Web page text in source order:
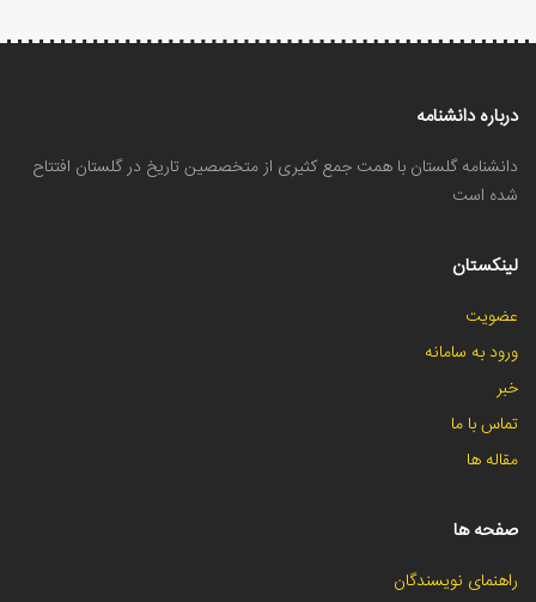
درباره دانشنامه
دانشنامه گلستان با همت جمع کثیری از متخصصین تاریخ در گلستان افتتاح
شده است
لینکستان
عضویت
ورود به سامانه
خبر
تماس با ما
مقاله ها
صفحه ها
راهنمای نویسندگان